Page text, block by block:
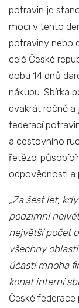
potravin je
moci v tento
potraviny nebo
celé České
dobu 14 dnů
nákupu. Sbírka
dvakrát ročně a
federací
a cestovního
řetězci
odpovědnosti a
„Za šest let,
podzimní
největší počet
všechny
účastí mnoha
konat interní
České federace